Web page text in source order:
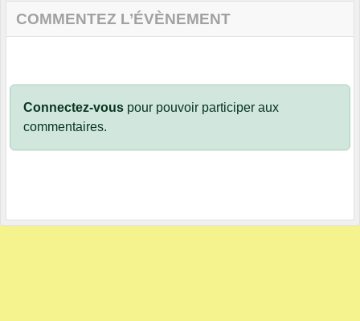
COMMENTEZ L’ÉVÈNEMENT
Connectez-vous pour pouvoir participer aux
commentaires.